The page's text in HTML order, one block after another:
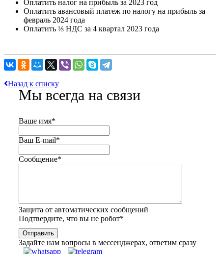
Оплатить налог на прибыль за 2023 год
Оплатить авансовый платеж по налогу на прибыль за
февраль 2024 года
Оплатить ⅓ НДС за 4 квартал 2023 года
Назад к списку
Мы всегда на связи
Ваше имя*
Ваш E-mail*
Сообщение*
Защита от автоматических сообщений
Подтвердите, что вы не робот*
Задайте нам вопросы в мессенджерах, ответим сразу